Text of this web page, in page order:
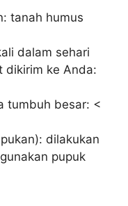
tanah humus
dalam sehari
dikirim ke Anda:
tumbuh besar: <
dilakukan
pupuk